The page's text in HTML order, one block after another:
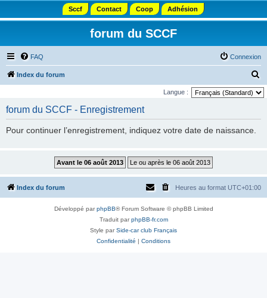
Sccf Contact Coop Adhésion
forum du SCCF
FAQ Connexion
Index du forum
e
e
Langue :
forum du SCCF - Enregistrement
Pour continuer l’enregistrement, indiquez votre date de naissance.
Index du forum Heures au format UTC+01:00
Développé parphpBB® Forum Software © phpBB Limited
Traduit parphpBB-fr.com
Style parSide-car club Français
Confidentialité
Conditions